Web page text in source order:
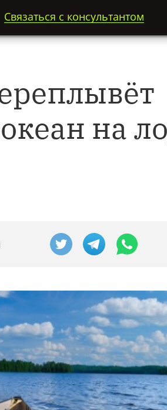
Связаться с консультантом
на